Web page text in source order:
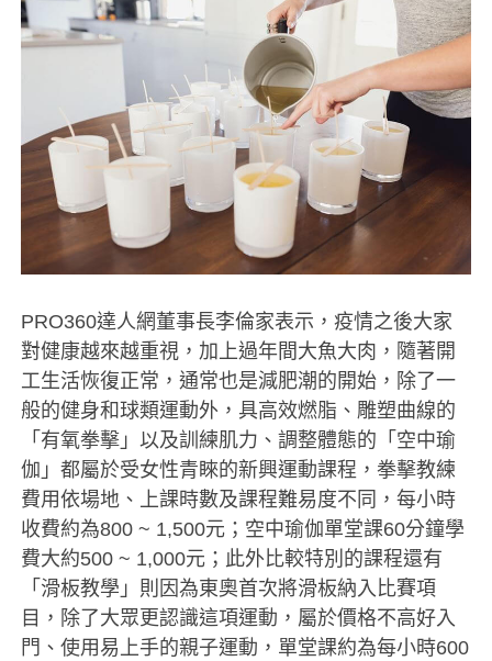
PRO360達人網董事長李倫家表示，疫情之後大家
對健康越來越重視，加上過年間大魚大肉，隨著開
工生活恢復正常，通常也是減肥潮的開始，除了一
般的健身和球類運動外，具高效燃脂、雕塑曲線的
「有氧拳擊」以及訓練肌力、調整體態的「空中瑜
伽」都屬於受女性青睞的新興運動課程，拳擊教練
費用依場地、上課時數及課程難易度不同，每小時
收費約為800 ~ 1,500元；空中瑜伽單堂課60分鐘學
費大約500 ~ 1,000元；此外比較特別的課程還有
「滑板教學」則因為東奧首次將滑板納入比賽項
目，除了大眾更認識這項運動，屬於價格不高好入
門、使用易上手的親子運動，單堂課約為每小時600